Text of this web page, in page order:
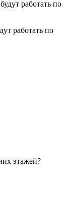
работать по
этажей?